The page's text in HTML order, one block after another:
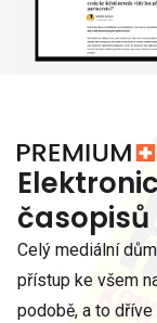
časopisů
Celý mediální
přístup ke všem
podobě, a to dříve